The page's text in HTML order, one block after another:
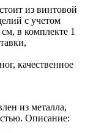
из винтовой
с учетом
в комплекте 1
качественное
из металла,
Описание: